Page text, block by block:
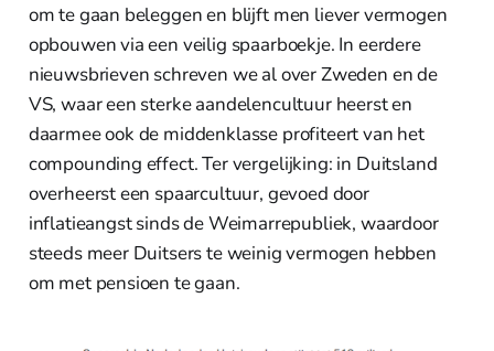
om te gaan beleggen en blijft men liever vermogen
opbouwen via een veilig spaarboekje. In eerdere
nieuwsbrieven schreven we al over Zweden en de
VS, waar een sterke aandelencultuur heerst en
daarmee ook de middenklasse profiteert van het
compounding effect. Ter vergelijking: in Duitsland
overheerst een spaarcultuur, gevoed door
inflatieangst sinds de Weimarrepubliek, waardoor
steeds meer Duitsers te weinig vermogen hebben
om met pensioen te gaan.